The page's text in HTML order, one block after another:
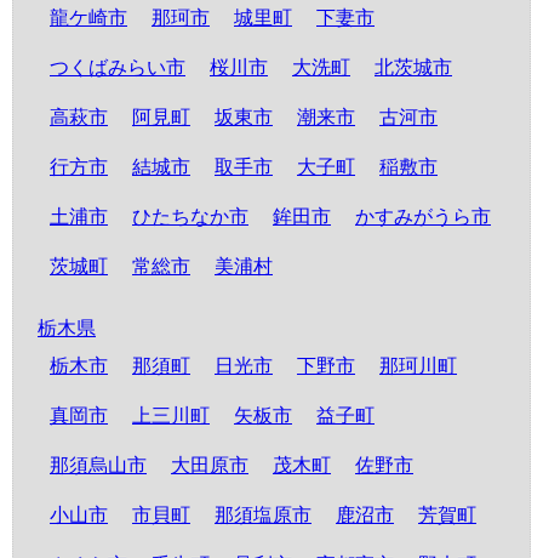
龍ケ崎市 那珂市 城里町 下妻市
つくばみらい市 桜川市 大洗町 北茨城市
高萩市 阿見町 坂東市 潮来市 古河市
行方市 結城市 取手市 大子町 稲敷市
土浦市 ひたちなか市 鉾田市 かすみがうら市
茨城町 常総市 美浦村
栃木県
栃木市
那須町 日光市 下野市 那珂川町
真岡市 上三川町 矢板市 益子町
那須烏山市 大田原市 茂木町 佐野市
小山市 市貝町 那須塩原市 鹿沼市 芳賀町